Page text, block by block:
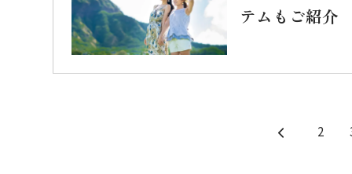
テムもご紹介
2